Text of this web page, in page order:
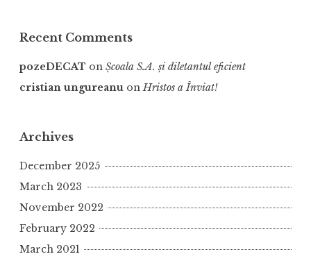
Recent Comments
pozeDECAT on Școala S.A. și diletantul eficient
cristian ungureanu onHristos a Înviat!
Archives
December 2025
March 2023
November 2022
February 2022
March 2021